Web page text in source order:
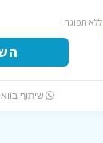
ללא תפוגה
שיתוף